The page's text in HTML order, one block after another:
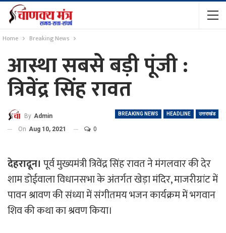
Home Breaking News
आस्था सबसे बड़ी पूंजी :
त्रिवेंद्र सिंह रावत
BREAKING NEWS HEADLINE उत्तराखंड
By Admin
On Aug 10, 2021 0
देहरादून। पूर्व मुख्यमंत्री त्रिवेंद्र सिंह रावत ने मंगलवार की देर
शाम डोईवाला विधानसभा के अंतर्गत खेड़ा मंदिर, माजरीग्रांट में
पावन श्रावण की संध्या में संगीतमय भजन कार्यक्रम में भगवान
शिव की कथा का श्रवण किया।